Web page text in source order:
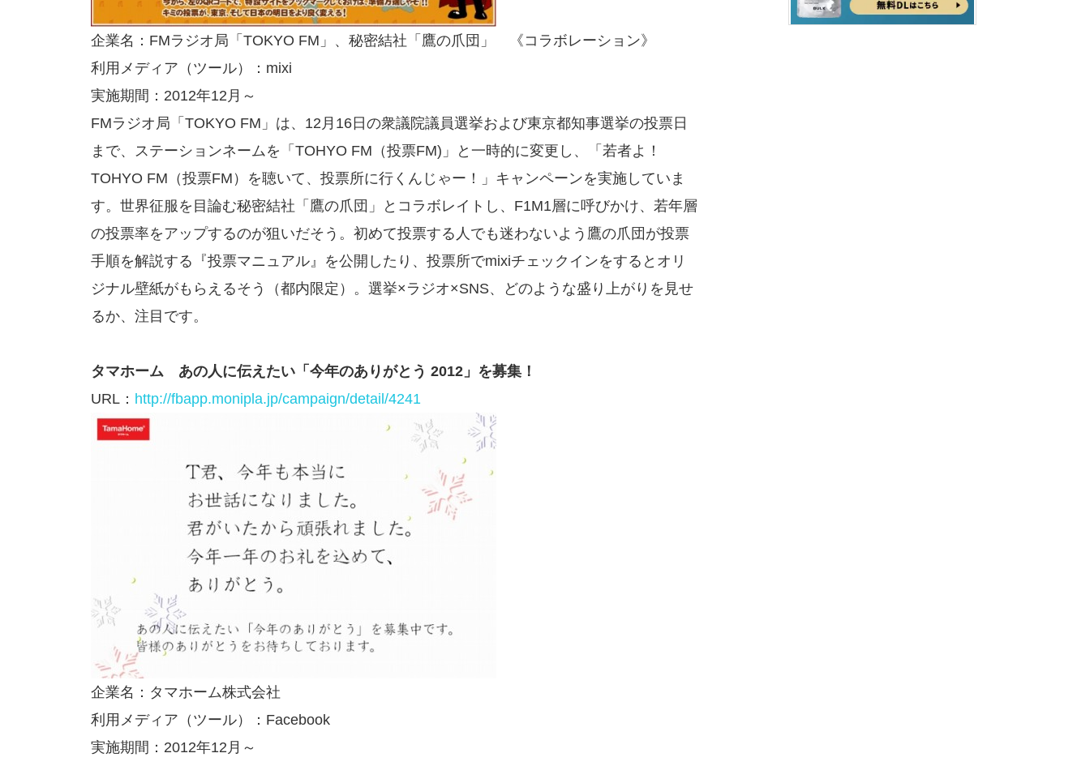
企業名：FMラジオ局「TOKYO FM」、秘密結社「鷹の爪団」 《コラボレーション》
利用メディア（ツール）：mixi
実施期間：2012年12月～
FMラジオ局「TOKYO FM」は、12月16日の衆議院議員選挙および東京都知事選挙の投票日
まで、ステーションネームを「TOHYO FM（投票FM)」と一時的に変更し、「若者よ！
TOHYO FM（投票FM）を聴いて、投票所に行くんじゃー！」キャンペーンを実施していま
す。世界征服を目論む秘密結社「鷹の爪団」とコラボレイトし、F1M1層に呼びかけ、若年層
の投票率をアップするのが狙いだそう。初めて投票する人でも迷わないよう鷹の爪団が投票
手順を解説する『投票マニュアル』を公開したり、投票所でmixiチェックインをするとオリ
ジナル壁紙がもらえるそう（都内限定）。選挙×ラジオ×SNS、どのような盛り上がりを見せ
るか、注目です。
タマホーム あの人に伝えたい「今年のありがとう 2012」を募集！
URL： http://fbapp.monipla.jp/campaign/detail/4241
企業名：タマホーム株式会社
利用メディア（ツール）：Facebook
実施期間：2012年12月～